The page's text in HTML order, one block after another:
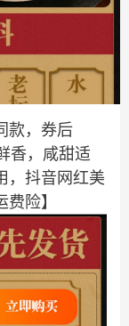
款，券后
香，咸甜适
，抖音网红美
险】